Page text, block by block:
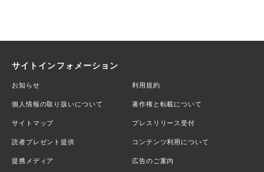
サイトインフォメーション
お知らせ 利用規約
個人情報の取り扱いについて 著作権と転載について
サイトマップ プレスリリース受付
読者プレゼント提供 コンテンツ利用について
提携メディア 広告のご案内